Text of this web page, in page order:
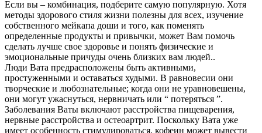
Если вы – комбинация, подберите самую популярную. Хотя
методы здорового стиля жизни полезны для всех, изучение
собственного мейкапа доши и того, как поменять
определенные продукты и привычки, может Вам помочь
сделать лучше свое здоровье и понять физические и
эмоциональные причуды очень близких вам людей..
Люди Вата предрасположены быть активными,
простуженными и оставаться худыми. В равновесии они
творческие и любознательные; когда они не уравновешены,
они могут ужаснуться, нервничать или “ потеряться ”.
Заболевания Ваты включают расстройства пищеварения,
нервные расстройства и остеоартрит. Поскольку Вата уже
имеет особенность стимулироваться, кофеин может вывести